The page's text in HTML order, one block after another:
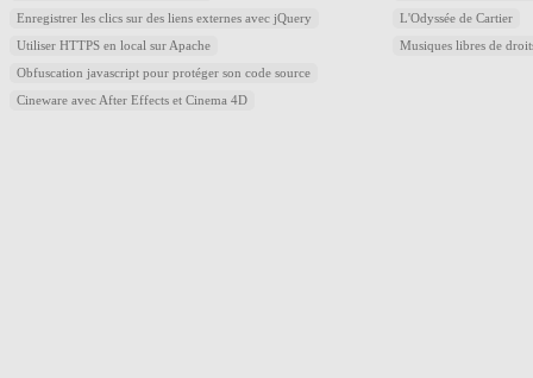
Enregistrer les clics sur des liens externes avec jQuery
Utiliser HTTPS en local sur Apache
Obfuscation javascript pour protéger son code source
Cineware avec After Effects et Cinema 4D
L'Odyssée de Cartier
Musiques libres de